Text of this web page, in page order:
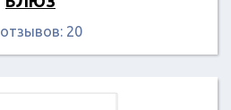
отзывов: 20